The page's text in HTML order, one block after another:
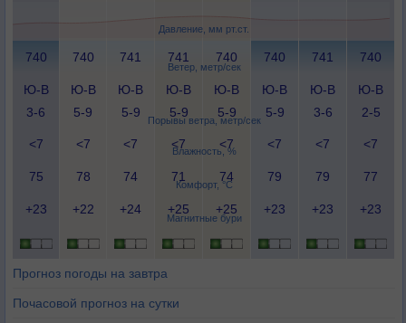
Давление, мм рт.ст.
Ветер, метр/сек
Порывы ветра, метр/сек
Влажность, %
Комфорт, °C
Магнитные бури
740 740 741 741 740 740 741 740
Ю-В
3-6
Ю-В
5-9
Ю-В
5-9
Ю-В
5-9
Ю-В
5-9
Ю-В
5-9
Ю-В
3-6
Ю-В
2-5
<7 <7 <7 <7 <7 <7 <7 <7
75 78 74 71 74 79 79 77
+23 +22 +24 +25 +25 +23 +23 +23
Прогноз погоды на завтра
Почасовой прогноз на сутки